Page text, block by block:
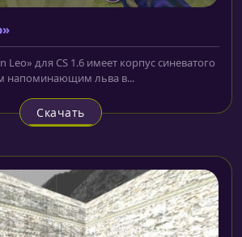
Leo» для CS 1.6 имеет корпус синеватого
напоминающим льва в...
Скачать